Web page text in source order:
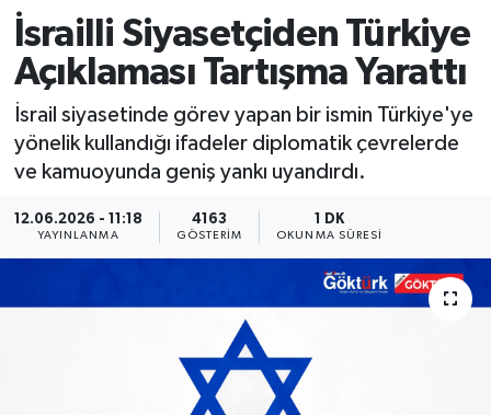
İsrailli Siyasetçiden Türkiye
Açıklaması Tartışma Yarattı
İsrail siyasetinde görev yapan bir ismin Türkiye'ye
yönelik kullandığı ifadeler diplomatik çevrelerde
ve kamuoyunda geniş yankı uyandırdı.
12.06.2026 - 11:18
YAYINLANMA
4163
GÖSTERIM
1 DK
OKUNMA SÜRESI
EĞİTİM
GÖKTÜRK
KEMERBURGAZ
Son Dakika Haberleri